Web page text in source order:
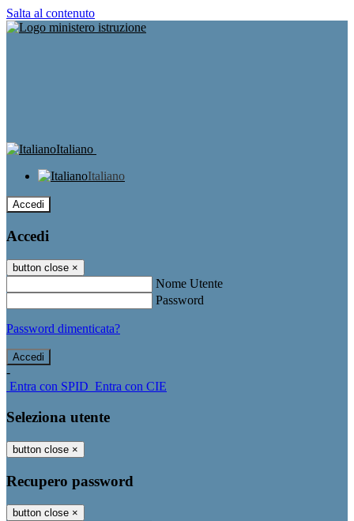
Salta al contenuto
Italiano
Italiano
Accedi
Accedi
button close ×
Nome Utente
Password
Password dimenticata?
-
Entra con SPID Entra con CIE
Seleziona utente
button close ×
Recupero password
button close ×